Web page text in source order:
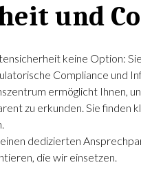
und
keine Option:
Compliance und
ermöglicht Ihnen,
zu erkunden. Sie finden
dedizierten
die wir einsetzen.